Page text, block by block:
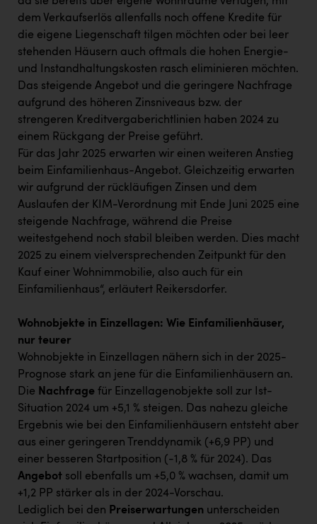
dem Verkaufserlös allenfalls noch offene Kredite für
die eigene Liegenschaft tilgen möchten oder bei leer
stehenden Häusern auch oftmals die hohen Energie-
und Instandhaltungskosten rasch eliminieren möchten.
Das steigende Angebot und die geringere Nachfrage
aufgrund des höheren Zinsniveaus bzw. der
strengeren Kreditvergaberichtlinien haben 2024 zu
einem Rückgang der Preise geführt.
Für das Jahr 2025 erwarten wir einen weiteren Anstieg
beim Einfamilienhaus-Angebot. Gleichzeitig erwarten
wir aufgrund der rückläufigen Zinsen und dem
Auslaufen der KIM-Verordnung mit Ende Juni 2025 eine
steigende Nachfrage, während die Preise
weitestgehend noch stabil bleiben werden. Dies macht
2025 zu einem vielversprechenden Zeitpunkt für den
Kauf einer Wohnimmobilie, also auch für ein
Einfamilienhaus“, erläutert Reikersdorfer.
Wohnobjekte in Einzellagen: Wie Einfamilienhäuser,
nur teurer
Wohnobjekte in Einzellagen nähern sich in der 2025-
Prognose stark an jene für die Einfamilienhäusern an.
Die Nachfrage für Einzellagenobjekte soll zur Ist-
Situation 2024 um +5,1 % steigen. Das nahezu gleiche
Ergebnis wie bei den Einfamilienhäusern entsteht aber
aus einer geringeren Trenddynamik (+6,9 PP) und
einer besseren Startposition (-1,8 % für 2024). Das
Angebot soll ebenfalls um +5,0 % wachsen, damit um
+1,2 PP stärker als in der 2024-Vorschau.
Lediglich bei den Preiserwartungen unterscheiden